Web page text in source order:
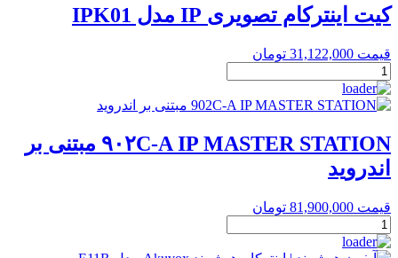
سیم
DNAKE
DK250
عدد
کیت اینترکام تصویری IP مدل IPK01
قیمت 31,122,000 تومان
کیت
اینترکام
تصویری
مدل
IPK01
عدد
۹۰۲C-A IP MASTER STATION مبتنی بر
اندروید
قیمت 81,900,000 تومان
۹۰۲C-
A
IP